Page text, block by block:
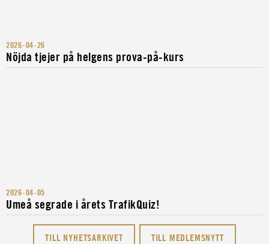
2026-04-26
Nöjda tjejer på helgens prova-på-kurs
2026-04-05
Umeå segrade i årets TrafikQuiz!
TILL NYHETSARKIVET TILL MEDLEMSNYTT